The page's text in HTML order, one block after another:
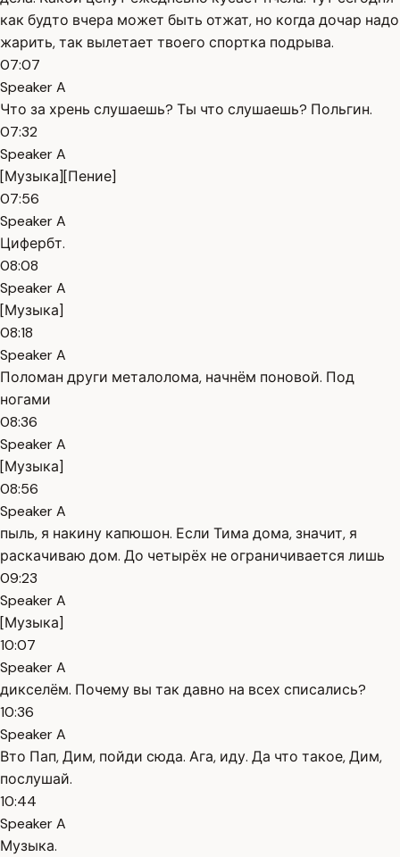
как будто вчера может быть отжат, но когда дочар надо
жарить, так вылетает твоего спортка подрыва.
07:07
Speaker A
Что за хрень слушаешь? Ты что слушаешь? Польгин.
07:32
Speaker A
[Музыка][Пение]
07:56
Speaker A
Цифербт.
08:08
Speaker A
[Музыка]
08:18
Speaker A
Поломан други металолома, начнём поновой. Под
ногами
08:36
Speaker A
[Музыка]
08:56
Speaker A
пыль, я накину капюшон. Если Тима дома, значит, я
раскачиваю дом. До четырёх не ограничивается лишь
09:23
Speaker A
[Музыка]
10:07
Speaker A
дикселём. Почему вы так давно на всех списались?
10:36
Speaker A
Вто Пап, Дим, пойди сюда. Ага, иду. Да что такое, Дим,
послушай.
10:44
Speaker A
Музыка.